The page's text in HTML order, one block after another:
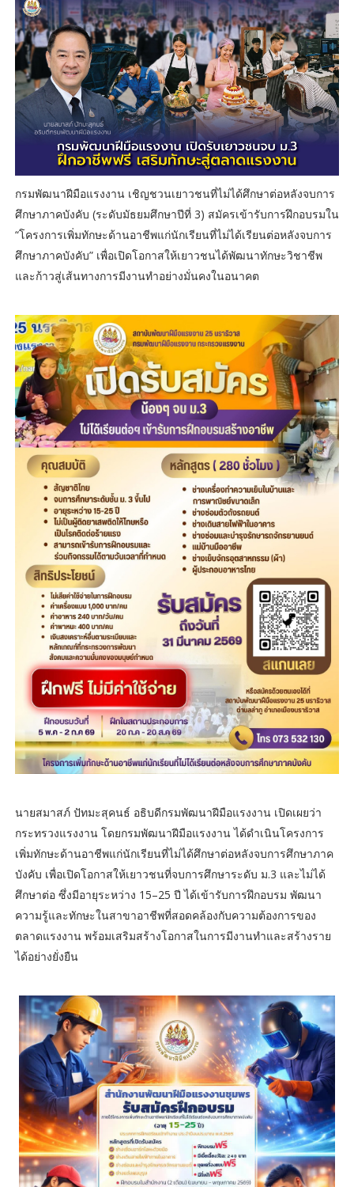
กรมพัฒนาฝีมือแรงงาน เชิญชวนเยาวชนที่ไม่ได้ศึกษาต่อหลังจบการ
ศึกษาภาคบังคับ (ระดับมัธยมศึกษาปีที่ 3) สมัครเข้ารับการฝึกอบรมใน
“โครงการเพิ่มทักษะด้านอาชีพแก่นักเรียนที่ไม่ได้เรียนต่อหลังจบการ
ศึกษาภาคบังคับ” เพื่อเปิดโอกาสให้เยาวชนได้พัฒนาทักษะวิชาชีพ
และก้าวสู่เส้นทางการมีงานทำอย่างมั่นคงในอนาคต
นายสมาสภ์ ปัทมะสุคนธ์ อธิบดีกรมพัฒนาฝีมือแรงงาน เปิดเผยว่า
กระทรวงแรงงาน โดยกรมพัฒนาฝีมือแรงงาน ได้ดำเนินโครงการ
เพิ่มทักษะด้านอาชีพแก่นักเรียนที่ไม่ได้ศึกษาต่อหลังจบการศึกษาภาค
บังคับ เพื่อเปิดโอกาสให้เยาวชนที่จบการศึกษาระดับ ม.3 และไม่ได้
ศึกษาต่อ ซึ่งมีอายุระหว่าง 15–25 ปี ได้เข้ารับการฝึกอบรม พัฒนา
ความรู้และทักษะในสาขาอาชีพที่สอดคล้องกับความต้องการของ
ตลาดแรงงาน พร้อมเสริมสร้างโอกาสในการมีงานทำและสร้างราย
ได้อย่างยั่งยืน